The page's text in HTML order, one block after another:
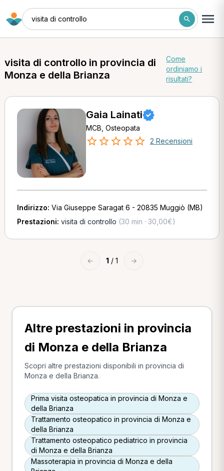
visita di controllo
visita di controllo in provincia di
Monza e della Brianza
Come
ordiniamo i
risultati?
Gaia Lainati
MCB, Osteopata
2 Recensioni
Indirizzo: Via Giuseppe Saragat 6 - 20835 Muggiò (MB)
Prestazioni: visita di controllo (30 min · 30,00€)
← 1 / 1 →
Altre prestazioni in provincia
di Monza e della Brianza
Scopri altre prestazioni disponibili in provincia di
Monza e della Brianza.
Prima visita osteopatica in provincia di Monza e
della Brianza
Trattamento osteopatico in provincia di Monza e
della Brianza
Trattamento osteopatico pediatrico in provincia
di Monza e della Brianza
Massoterapia in provincia di Monza e della